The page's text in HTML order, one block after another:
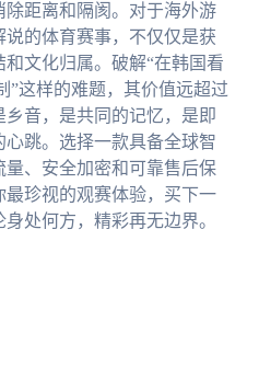
距离和隔阂。对于海外游
的体育赛事，不仅仅是获
文化归属。破解“在韩国看
”这样的难题，其价值远超过
音，是共同的记忆，是即
跳。选择一款具备全球智
、安全加密和可靠售后保
最珍视的观赛体验，买下一
处何方，精彩再无边界。